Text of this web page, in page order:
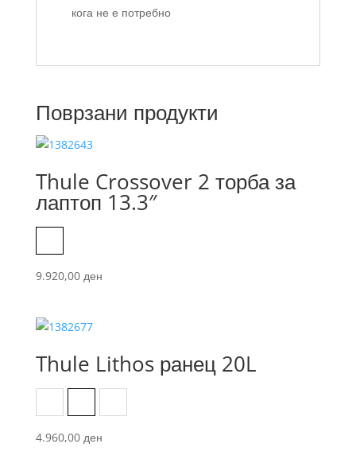
кога не е потребно
Поврзани продукти
Thule Crossover 2 торба за
лаптоп 13.3″
9.920,00 ден
Thule Lithos ранец 20L
4.960,00 ден